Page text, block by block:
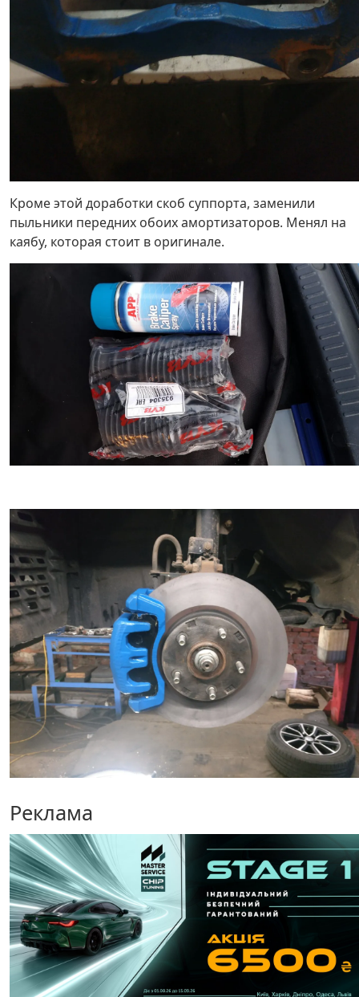
Кроме этой доработки скоб суппорта, заменили
пыльники передних обоих амортизаторов. Менял на
каябу, которая стоит в оригинале.
Реклама